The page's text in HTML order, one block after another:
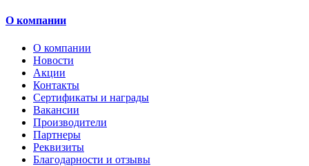
О компании
О компании
Новости
Акции
Контакты
Сертификаты и награды
Вакансии
Производители
Партнеры
Реквизиты
Благодарности и отзывы